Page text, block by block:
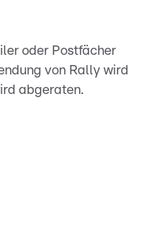
oder Postfächer
von Rally wird
abgeraten.